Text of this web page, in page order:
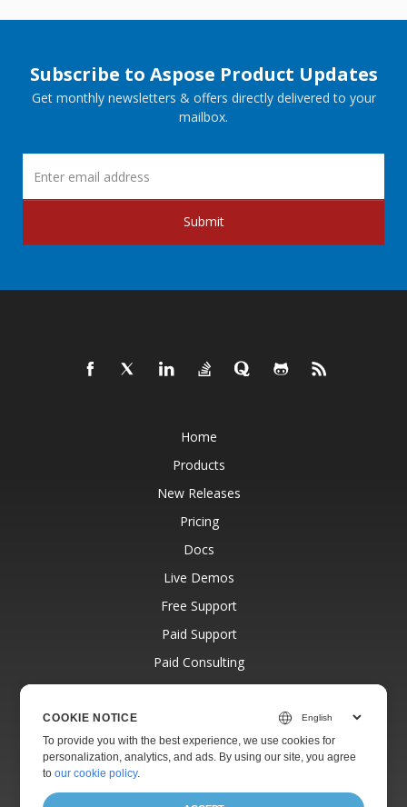
Subscribe to Aspose Product Updates
Get monthly newsletters & offers directly delivered to your
mailbox.
Submit
Home
Products
New Releases
Pricing
Docs
Live Demos
Free Support
Paid Support
Paid Consulting
Blog
About
COOKIE NOTICE
To provide you with the best experience, we use cookies for
personalization, analytics, and ads. By using our site, you agree
toour cookie policy.